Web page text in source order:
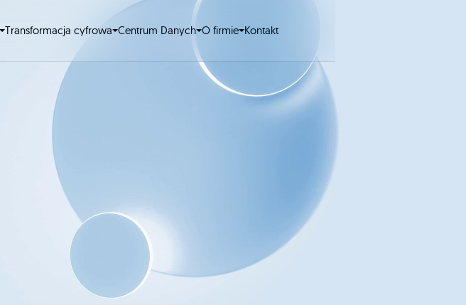
Transformacja cyfrowa Centrum Danych O firmie Kontakt